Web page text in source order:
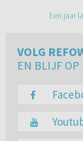
Een jaar
VOLG
EN BLIJF OP